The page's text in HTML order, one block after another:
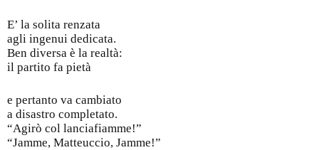
E’ la solita renzata
agli ingenui dedicata.
Ben diversa è la realtà:
il partito fa pietà
e pertanto va cambiato
a disastro completato.
“Agirò col lanciafiamme!”
“Jamme, Matteuccio, Jamme!”